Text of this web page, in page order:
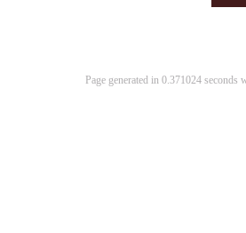
Page generated in 0.371024